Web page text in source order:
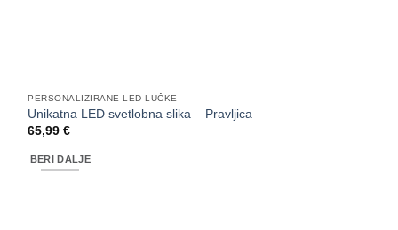
PERSONALIZIRANE LED LUČKE
Unikatna LED svetlobna slika – Pravljica
65,99€
BERI DALJE